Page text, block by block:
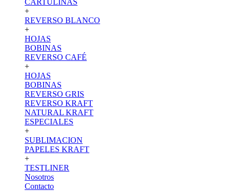
CARTULINAS
+
REVERSO BLANCO
+
HOJAS
BOBINAS
REVERSO CAFÉ
+
HOJAS
BOBINAS
REVERSO GRIS
REVERSO KRAFT
NATURAL KRAFT
ESPECIALES
+
SUBLIMACION
PAPELES KRAFT
+
TESTLINER
Nosotros
Contacto